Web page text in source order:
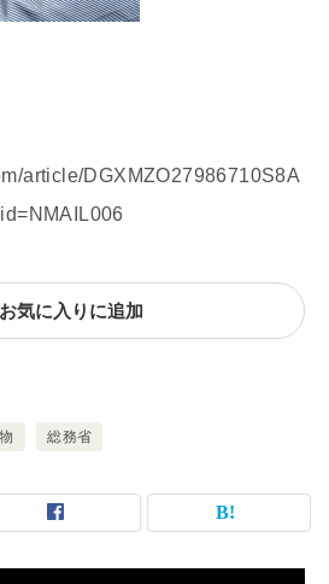
article/DGXMZO27986710S8A
お気に入りに追加
総務省